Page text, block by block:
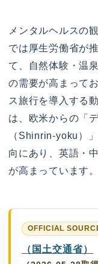
メンタルヘルスの
では厚生労働省が
て、自然体験・温
の需要が高まって
ス旅行を導入する
は、欧米からの「
（Shinrin-yoku）
向にあり、英語・
が高まっています。
（国土交通省）